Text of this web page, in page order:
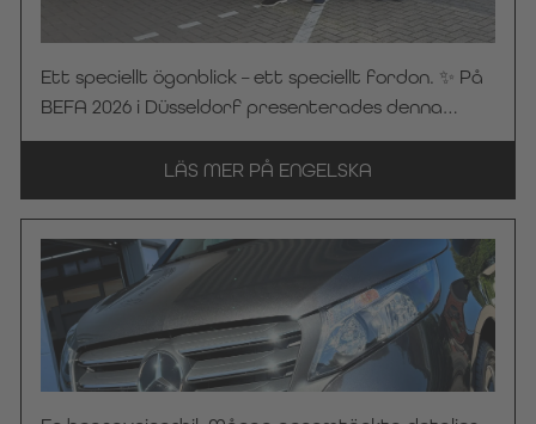
Ett speciellt ögonblick – ett speciellt fordon. ✨ På
BEFA 2026 i Düsseldorf presenterades denna
begravningsbil, baserad på Mercedes-Benz V 250
d i elegant obsidiansvart, för första gången. Där
väckte fordonet intresse hos begravningsbyrån
Streidt – och det stod snabbt klart: Detta fordon
ska i framtiden ingå i den dagliga verksamheten.
Nu har vi officiellt fått överlämna den
högkvalitativa begravningsbilen. Stort tack till
begravningsbyrån Streidt för förtroendet för
KC Manufaktur by Steelworks. Vi önskar er alltid
LÄS MER PÅ ENGELSKA